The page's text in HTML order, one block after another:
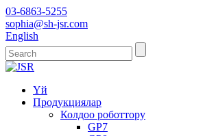
03-6863-5255
sophia@sh-jsr.com
English
Үй
Продукциялар
Колдоо роботтору
GP7